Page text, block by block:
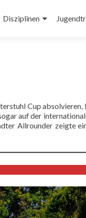
Inhalt
Disziplinen
Cup absolvieren,
auf der
Allrounder zeigte